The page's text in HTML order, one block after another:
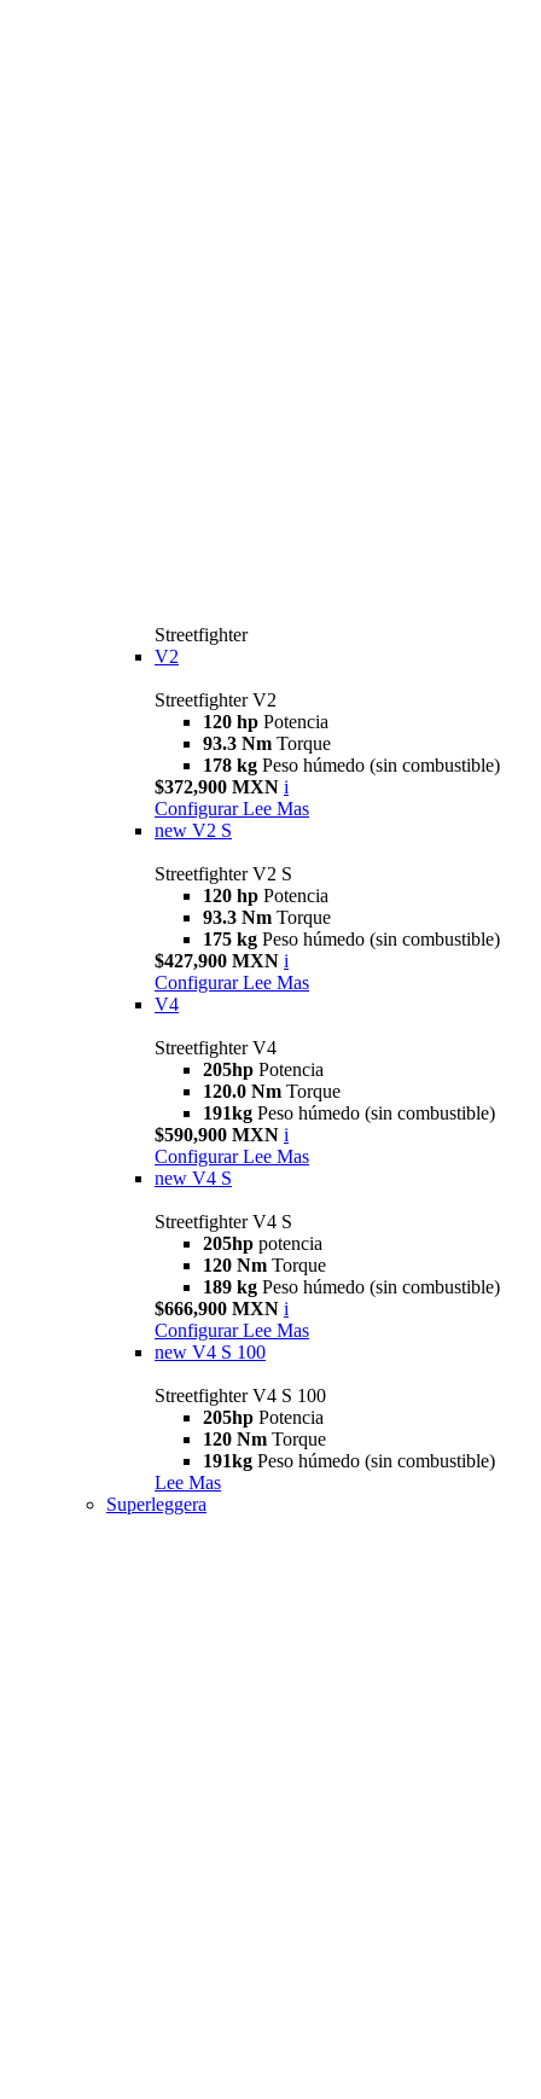
Streetfighter
V2
Streetfighter V2
120 hp Potencia
93.3 Nm Torque
178 kg Peso húmedo (sin combustible)
$372,900 MXN i
Configurar Lee Mas
new V2 S
Streetfighter V2 S
120 hp Potencia
93.3 Nm Torque
175 kg Peso húmedo (sin combustible)
$427,900 MXN i
Configurar Lee Mas
V4
Streetfighter V4
205hp Potencia
120.0 Nm Torque
191kg Peso húmedo (sin combustible)
$590,900 MXN i
Configurar Lee Mas
new V4 S
Streetfighter V4 S
205hp potencia
120 Nm Torque
189 kg Peso húmedo (sin combustible)
$666,900 MXN i
Configurar Lee Mas
new V4 S 100
Streetfighter V4 S 100
205hp Potencia
120 Nm Torque
191kg Peso húmedo (sin combustible)
Lee Mas
Superleggera